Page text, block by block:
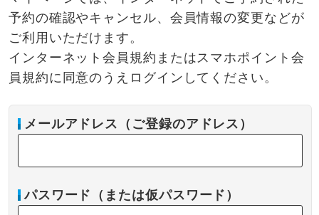
予約の確認やキャンセル、会員情報の変更などが
ご利用いただけます。
インターネット会員規約またはスマホポイント会
員規約に同意のうえログインしてください。
メールアドレス（ご登録のアドレス）
パスワード（または仮パスワード）